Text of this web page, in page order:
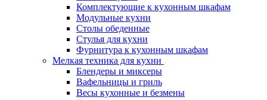
Комплектующие к кухонным шкафам
Модульные кухни
Столы обеденные
Стулья для кухни
Фурнитура к кухонным шкафам
Мелкая техника для кухни
Блендеры и миксеры
Вафельницы и гриль
Весы кухонные и безмены